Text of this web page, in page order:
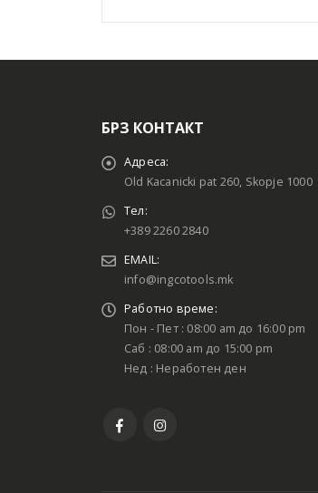
БРЗ КОНТАКТ
Адреса:
Old Kacanicki pat 260, Skopje 1000
Тел:
+389 2260 2840
EMAIL:
info@ingcotools.mk
Работно време:
Пон - Пет : 08:00 am до 16:00 pm
Саб : 08:00 am до 15:00 pm
Нед : Неработен ден